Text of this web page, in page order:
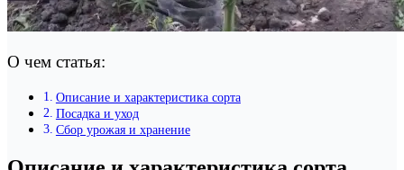
О чем статья:
Описание и характеристика сорта
Посадка и уход
Сбор урожая и хранение